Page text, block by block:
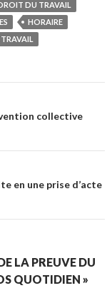
DU TRAVAIL
HORAIRE
collective
en une prise d’acte
LA PREUVE DU
QUOTIDIEN »